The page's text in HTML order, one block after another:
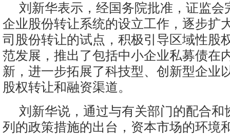
刘新华表示，经国务院批准，证监会
企业股份转让系统的设立工作，逐步扩
司股份转让的试点，积极引导区域性股
范发展，推出了包括中小企业私募债在
新，进一步拓展了科技型、创新型企业
股权转让和融资渠道。
刘新华说，通过与有关部门的配合和
列的政策措施的出台，资本市场的环境